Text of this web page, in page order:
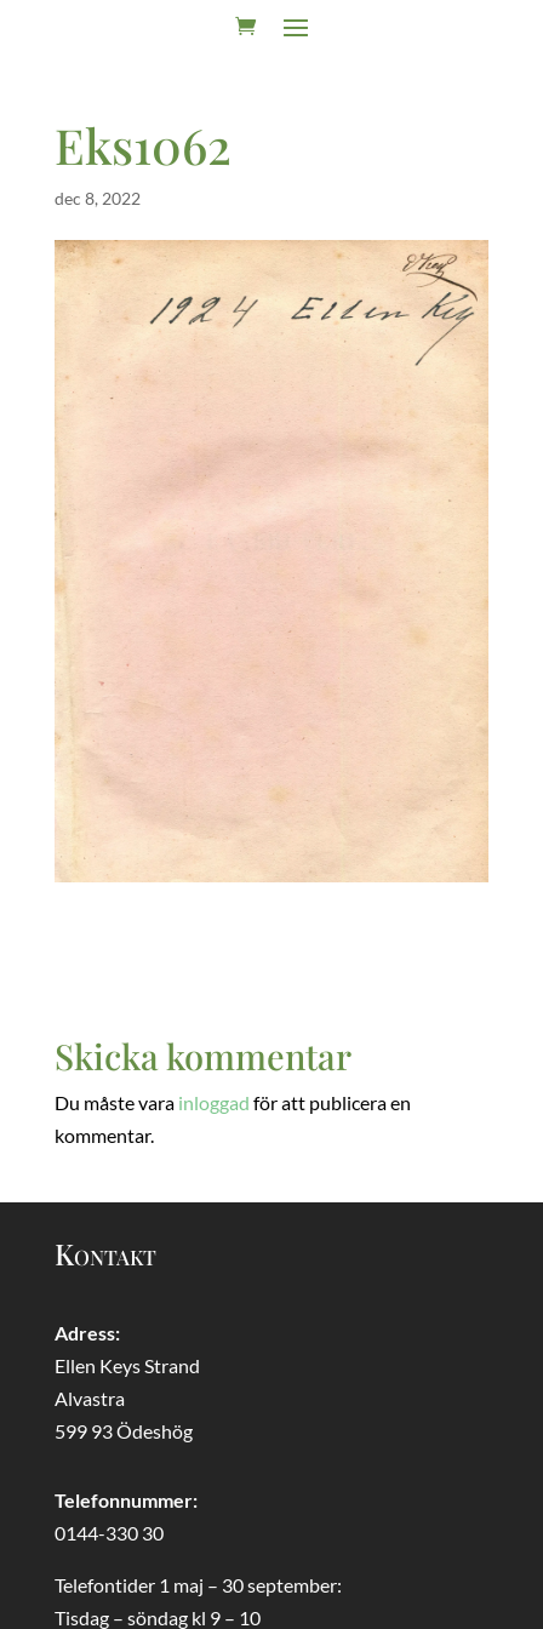
Eks1062
dec 8, 2022
Skicka kommentar
Du måste vara inloggad för att publicera en
kommentar.
Kontakt
Adress:
Ellen Keys Strand
Alvastra
599 93 Ödeshög
Telefonnummer:
0144-330 30
Telefontider 1 maj – 30 september:
Tisdag – söndag kl 9 – 10